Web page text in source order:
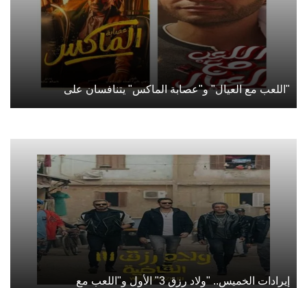
"اللعب مع العيال" و"عصابة الماكس" يتنافسان على
إيرادات الخميس.. "ولاد رزق 3" الأول و"اللعب مع